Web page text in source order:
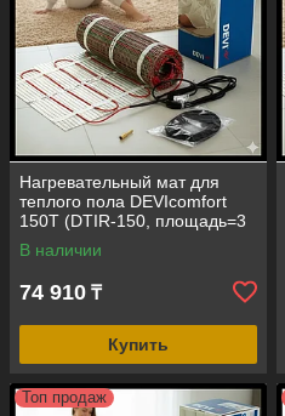
Нагревательный мат для
теплого пола DEVIcomfort
150T (DTIR-150, площадь=3
кв.м, 450 Вт, размер=0,5 м*6
м)
В наличии
74 910 ₸
Купить
Топ продаж